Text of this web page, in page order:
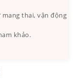
thai, vận động
khảo.